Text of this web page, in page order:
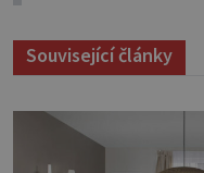
Související články